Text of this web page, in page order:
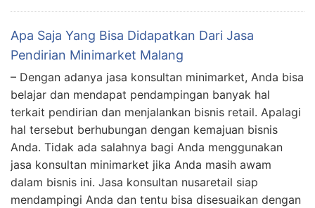
Apa Saja Yang Bisa Didapatkan Dari Jasa
Pendirian Minimarket Malang
– Dengan adanya jasa konsultan minimarket, Anda bisa
belajar dan mendapat pendampingan banyak hal
terkait pendirian dan menjalankan bisnis retail. Apalagi
hal tersebut berhubungan dengan kemajuan bisnis
Anda. Tidak ada salahnya bagi Anda menggunakan
jasa konsultan minimarket jika Anda masih awam
dalam bisnis ini. Jasa konsultan nusaretail siap
mendampingi Anda dan tentu bisa disesuaikan dengan